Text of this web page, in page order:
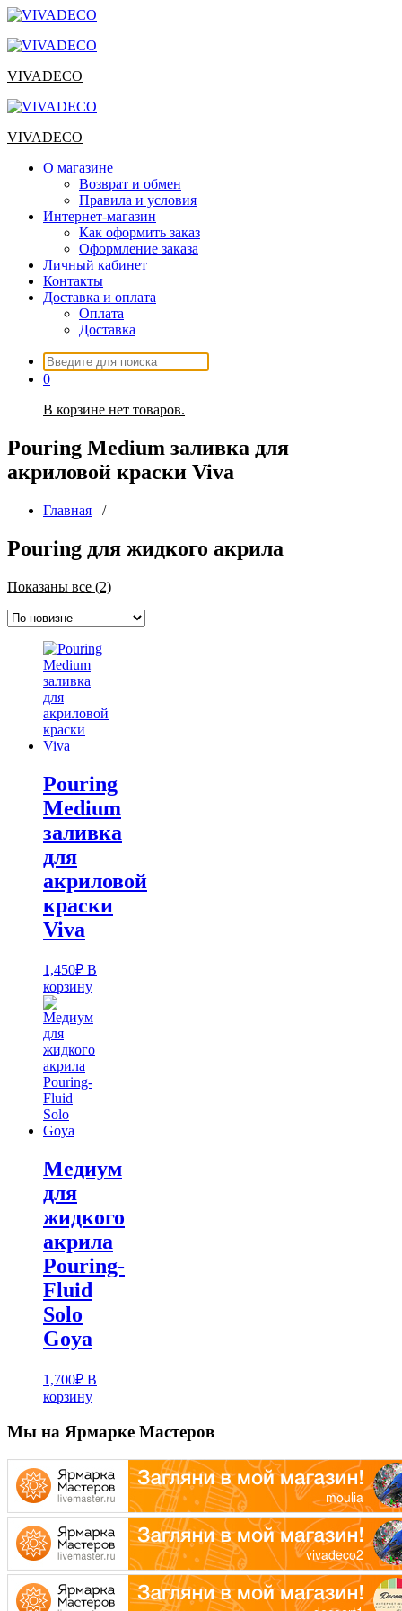
Перейти
содержимому
VIVADECO
VIVADECO
О магазине
Возврат и обмен
Правила и условия
Интернет-магазин
Как оформить заказ
Оформление заказа
Личный кабинет
Контакты
Доставка и оплата
Оплата
Доставка
Искать:
0
В корзине нет товаров.
Pouring Medium заливка для
акриловой краски Viva
Главная /
Pouring для жидкого акрила
Показаны все (2)Сортировка:
недавние
Pouring
Medium
заливка
для
акриловой
краски
Viva
1,450₽ В
корзину
Медиум
для
жидкого
акрила
Pouring-
Fluid
Solo
Goya
1,700₽ В
корзину
Мы на Ярмарке Мастеров